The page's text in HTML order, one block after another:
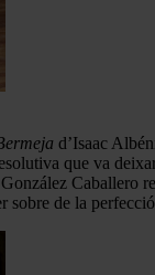
d’Isaac
que va
Caballero
sobre de la